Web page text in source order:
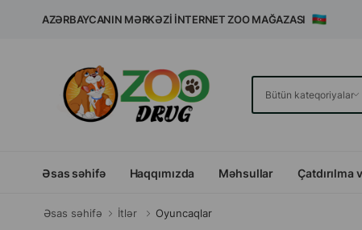
AZƏRBAYCANIN MƏRKƏZI İNTERNET ZOO MAĞAZASI
Əsas səhifə Haqqımızda Məhsullar Çatdırılma
Əsas səhifə İtlər Oyuncaqlar